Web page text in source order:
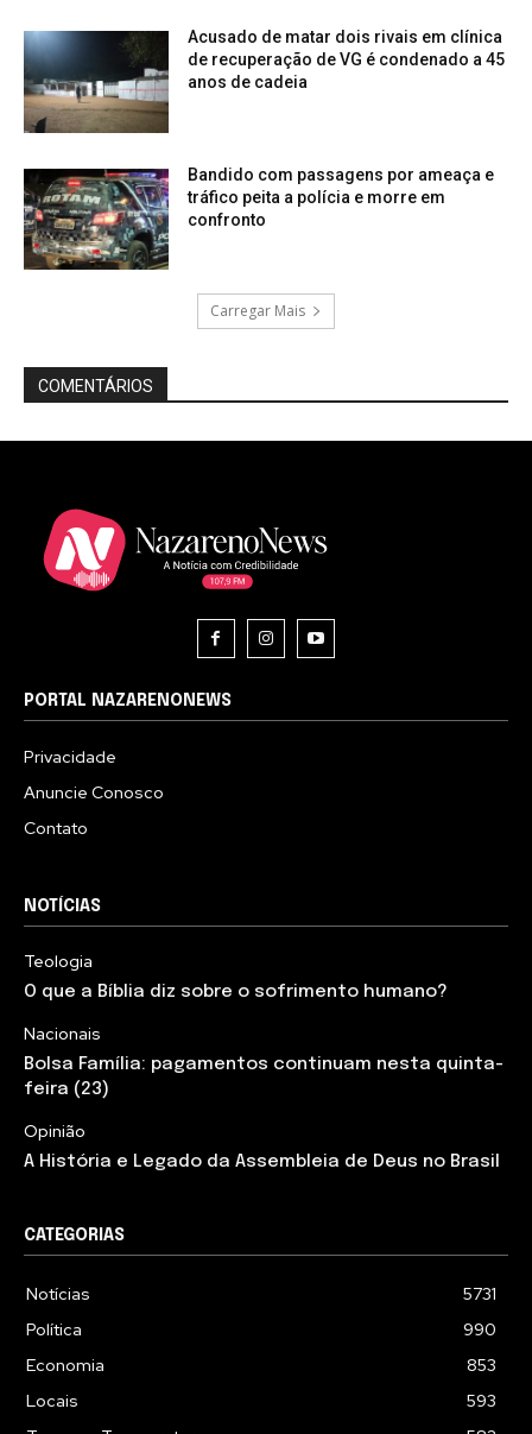
Acusado de matar dois rivais em clínica
de recuperação de VG é condenado a 45
anos de cadeia
Bandido com passagens por ameaça e
tráfico peita a polícia e morre em
confronto
Carregar Mais
COMENTÁRIOS
PORTAL NAZARENONEWS
Privacidade
Anuncie Conosco
Contato
NOTÍCIAS
Teologia
O que a Bíblia diz sobre o sofrimento humano?
Nacionais
Bolsa Família: pagamentos continuam nesta quinta-
feira (23)
Opinião
A História e Legado da Assembleia de Deus no Brasil
CATEGORIAS
Notícias
5731
Política
990
Economia
853
Locais
593